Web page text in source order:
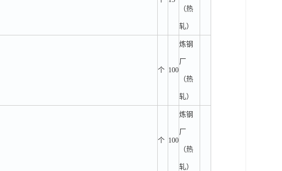
（热
轧）
个 100
炼钢
厂
（热
轧）
个 100
炼钢
厂
（热
轧）